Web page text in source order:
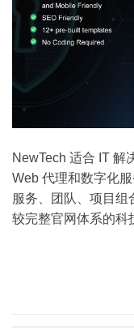
NewTech 适合 IT 解
Web 代理和数字化
服务、团队、项目
较完整官网体系的科